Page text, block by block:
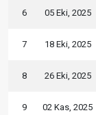
6 05 Eki, 2025
7 18 Eki, 2025
8 26 Eki, 2025
9 02 Kas, 2025